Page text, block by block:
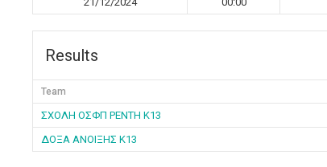
Results
Team
ΣΧΟΛΗ ΟΣΦΠ ΡΕΝΤΗ K13
ΔΟΞΑ ΑΝΟΙΞΗΣ K13